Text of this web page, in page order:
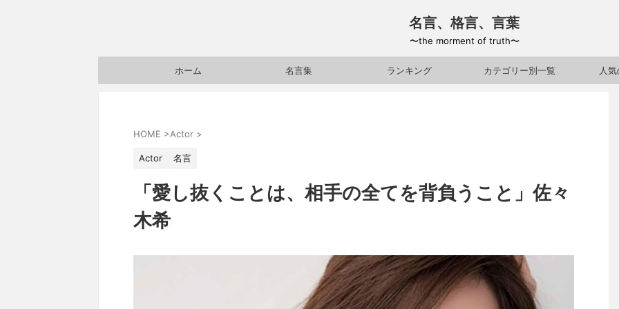
名言、格言、言葉
〜the morment of truth〜
ホーム 名言集 ランキング カテゴリー別一覧 人
HOME >Actor >
Actor 名言
「愛し抜くことは、相手の全てを背負うこと」佐々
木希